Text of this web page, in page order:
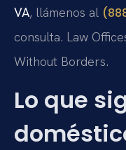
VA, llámenos al
consulta. Law
Without Borders.
Lo que